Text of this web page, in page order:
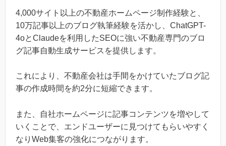
4,000サイト以上の不動産ホームページ制作経験と、
10万記事以上のブログ執筆経験を活かし、ChatGPT-
4oとClaudeを利用したSEOに強い不動産専門のブロ
グ記事自動生成サービスを提供します。
これにより、不動産会社は手間をかけていたブログ記
事の作成時間を約2分に短縮できます。
また、自社ホームページに記事コンテンツを増やして
いくことで、エンドユーザーに見つけてもらいやすく
なりWeb集客の強化につながります。